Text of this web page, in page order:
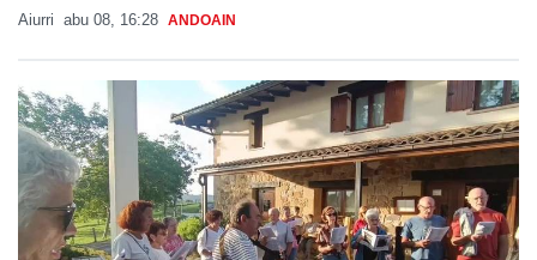
Aiurri abu 08, 16:28 ANDOAIN